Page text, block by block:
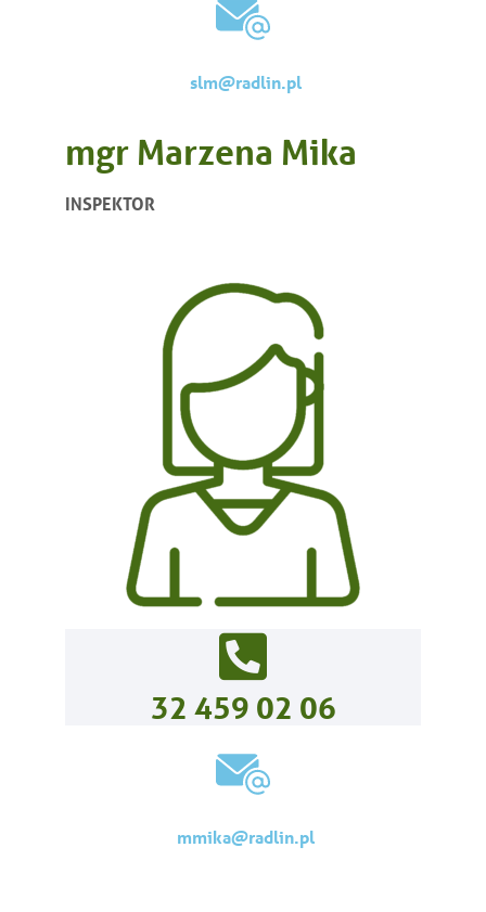
slm@radlin.pl
mgr Marzena Mika
INSPEKTOR
32 459 02 06
mmika@radlin.pl